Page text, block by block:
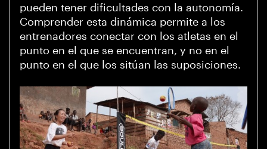
pueden tener dificultades con la autonomía.
Comprender esta dinámica permite a los
entrenadores conectar con los atletas en el
punto en el que se encuentran, y no en el
punto en el que los sitúan las suposiciones.